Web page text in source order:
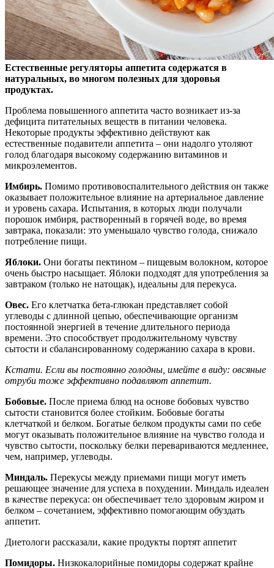
Естественные регуляторы аппетита содержатся в
натуральных, во многом полезных для здоровья
продуктах.
Проблема повышенного аппетита часто возникает из-за
дефицита питательных веществ в питании человека.
Некоторые продукты эффективно действуют как
естественные подавители аппетита – они надолго утоляют
голод благодаря высокому содержанию витаминов и
микроэлементов.
Имбирь. Помимо противовоспалительного действия он также
оказывает положительное влияние на артериальное давление
и уровень сахара. Испытания, в которых люди получали
порошок имбиря, растворенный в горячей воде, во время
завтрака, показали: это уменьшало чувство голода, снижало
потребление пищи.
Яблоки. Они богаты пектином – пищевым волокном, которое
очень быстро насыщает. Яблоки подходят для употребления за
завтраком (только не натощак), идеальны для перекуса.
Овес. Его клетчатка бета-глюкан представляет собой
углеводы с длинной цепью, обеспечивающие организм
постоянной энергией в течение длительного периода
времени. Это способствует продолжительному чувству
сытости и сбалансированному содержанию сахара в крови.
Кстати. Если вы постоянно голодны, имейте в виду: овсяные
отруби тоже эффективно подавляют аппетит.
Бобовые. После приема блюд на основе бобовых чувство
сытости становится более стойким. Бобовые богаты
клетчаткой и белком. Богатые белком продукты сами по себе
могут оказывать положительное влияние на чувство голода и
чувство сытости, поскольку белки перевариваются медленнее,
чем, например, углеводы.
Миндаль. Перекусы между приемами пищи могут иметь
решающее значение для успеха в похудении. Миндаль идеален
в качестве перекуса: он обеспечивает тело здоровым жиром и
белком – сочетанием, эффективно помогающим обуздать
аппетит.
Диетологи рассказали, какие продукты портят аппетит
Помидоры. Низкокалорийные помидоры содержат крайне